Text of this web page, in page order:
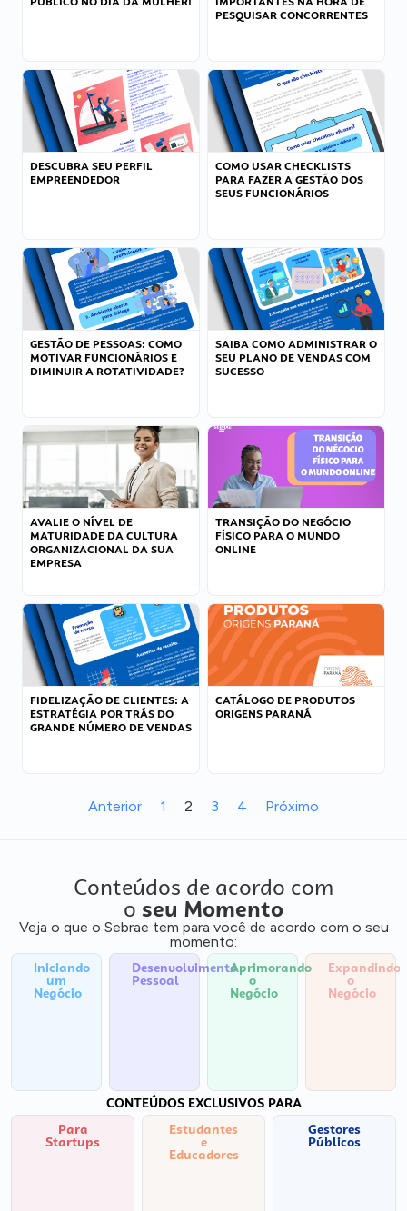
PESQUISAR CONCORRENTES
DESCUBRA SEU PERFIL
EMPREENDEDOR
COMO USAR CHECKLISTS
PARA FAZER A GESTÃO DOS
SEUS FUNCIONÁRIOS
GESTÃO DE PESSOAS: COMO
MOTIVAR FUNCIONÁRIOS E
DIMINUIR A ROTATIVIDADE?
SAIBA COMO ADMINISTRAR O
SEU PLANO DE VENDAS COM
SUCESSO
AVALIE O NÍVEL DE
MATURIDADE DA CULTURA
ORGANIZACIONAL DA SUA
EMPRESA
TRANSIÇÃO DO NEGÓCIO
FÍSICO PARA O MUNDO
ONLINE
FIDELIZAÇÃO DE CLIENTES: A
ESTRATÉGIA POR TRÁS DO
GRANDE NÚMERO DE VENDAS
CATÁLOGO DE PRODUTOS
ORIGENS PARANÁ
Anterior 1 2 3 4 Próximo
Conteúdos de acordo com
o seu Momento
Veja o que o Sebrae tem para você de acordo com o seu
momento:
Iniciando
um
Negócio
Desenvolvimento
Pessoal
Aprimorando
o
Negócio
Expandindo
o
Negócio
CONTEÚDOS EXCLUSIVOS PARA
Para
Startups
Estudantes
e
Educadores
Gestores
Públicos